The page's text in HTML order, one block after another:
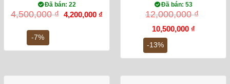
-7%
Đã bán: 22
4,500,000₫ Giá
gốc
4,200,000 ₫
-13%
Đã bán: 53
12,000,000₫
Giá
gốc
là:
12,000,000 ₫.
10,500,000 ₫Giá